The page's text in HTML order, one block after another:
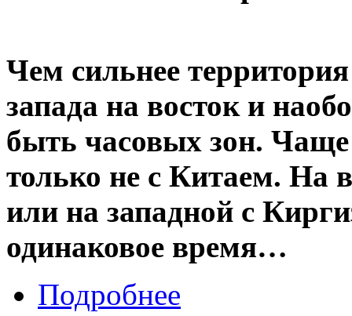
Чем сильнее
запада на восток и
быть часовых зон. Чаще
только не с Китаем. На
или на западной с
одинаковое время…
Подробнее